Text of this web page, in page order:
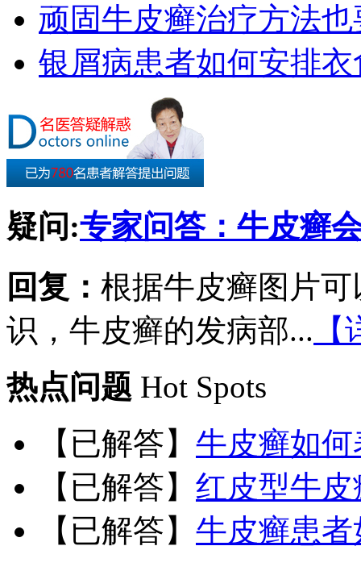
顽固牛皮癣治疗方法也
银屑病患者如何安排
疑问:专家问答：牛皮癣
回复： 根据牛皮癣图片
识，牛皮癣的发病部...
热点问题 Hot Spots
【已解答】 牛皮癣如
【已解答】 红皮型牛
【已解答】 牛皮癣患